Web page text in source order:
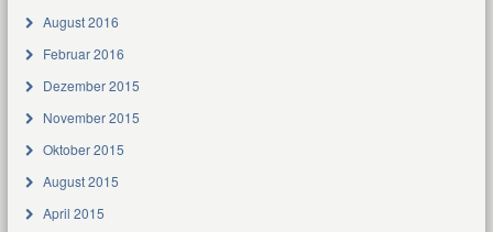
August 2016
Februar 2016
Dezember 2015
November 2015
Oktober 2015
August 2015
April 2015